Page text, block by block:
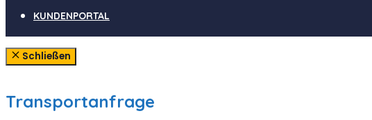
KUNDENPORTAL
Schließen
Transportanfrage